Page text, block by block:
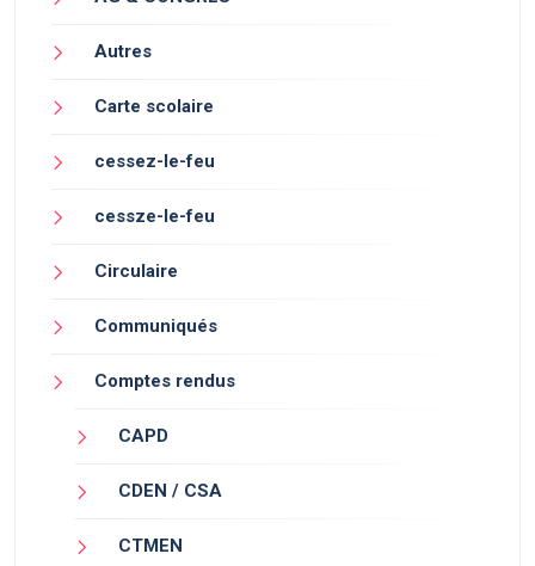
Autres
Carte scolaire
cessez-le-feu
cessze-le-feu
Circulaire
Communiqués
Comptes rendus
CAPD
CDEN / CSA
CTMEN